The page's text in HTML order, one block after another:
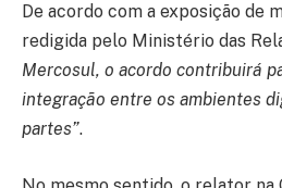
De acordo com a exposição de
redigida pelo Ministério das
Mercosul, o acordo contribuirá
integração entre os ambientes
partes”.